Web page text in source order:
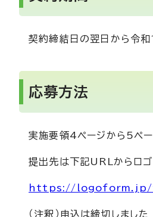
契約締結日の翌日から令
応募方法
実施要領4ページから5ペ
提出先は下記URLからロゴ
https://logoform.jp/
（注釈）申込は締切しました